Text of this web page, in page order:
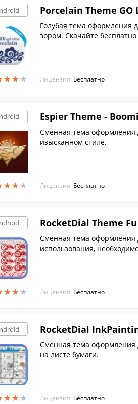
★★ ★
★★ ★
Porcelain Theme GO
Голубая тема оформления
зором. Скачайте бесплатно
Лицензия: Бесплатно
★★ ★
★★ ★
Espier Theme -
Сменная тема оформления
изысканном стиле.
Лицензия: Бесплатно
★★ ★
★★ ★
RocketDial Theme Fu
Сменная тема оформления
использования,
Лицензия: Бесплатно
★★ ★
★★ ★
RocketDial
Сменная тема оформления
на листе бумаги.
Лицензия: Бесплатно